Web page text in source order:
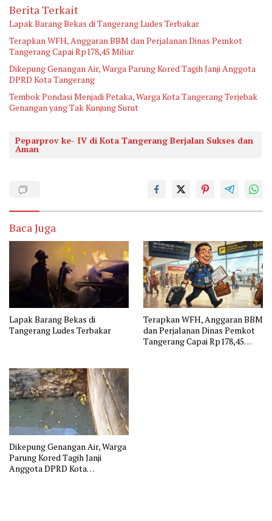
Berita Terkait
Lapak Barang Bekas di Tangerang Ludes Terbakar
Terapkan WFH, Anggaran BBM dan Perjalanan Dinas Pemkot
Tangerang Capai Rp178,45 Miliar
Dikepung Genangan Air, Warga Parung Kored Tagih Janji Anggota
DPRD Kota Tangerang
Tembok Pondasi Menjadi Petaka, Warga Kota Tangerang Terjebak
Genangan yang Tak Kunjung Surut
Peparprov ke- IV di Kota Tangerang Berjalan Sukses dan
Aman
Baca Juga
Lapak Barang Bekas di
Tangerang Ludes Terbakar
Terapkan WFH, Anggaran BBM
dan Perjalanan Dinas Pemkot
Tangerang Capai Rp178,45
Dikepung Genangan Air, Warga
Parung Kored Tagih Janji
Anggota DPRD Kota